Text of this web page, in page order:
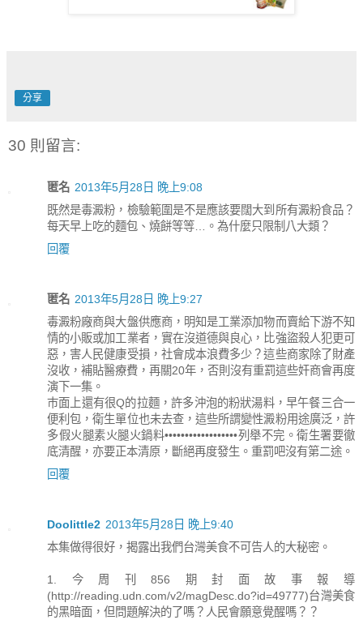
分享
30 則留言:
匿名 2013年5月28日 晚上9:08
既然是毒澱粉，檢驗範圍是不是應該要闊大到所有澱粉食品？
每天早上吃的麵包、燒餅等等…。為什麼只限制八大類？
回覆
匿名 2013年5月28日 晚上9:27
毒澱粉廠商與大盤供應商，明知是工業添加物而賣給下游不知
情的小販或加工業者，實在沒道德與良心，比強盜殺人犯更可
惡，害人民健康受損，社會成本浪費多少？這些商家除了財產
沒收，補貼醫療費，再關20年，否則沒有重罰這些奸商會再度
演下一集。
巿面上還有很Q的拉麵，許多沖泡的粉狀湯料，早午餐三合一
便利包，衛生單位也未去查，這些所謂變性澱粉用途廣泛，許
多假火腿素火腿火鍋料••••••••••••••••••列舉不完。衛生署要徹
底清醒，亦要正本清原，斷絕再度發生。重罰吧沒有第二途。
回覆
Doolittle2 2013年5月28日 晚上9:40
本集做得很好，揭露出我們台灣美食不可告人的大秘密。
1.今周刊856期封面故事報導
(http://reading.udn.com/v2/magDesc.do?id=49777)台灣美食
的黑暗面，但問題解決的了嗎？人民會願意覺醒嗎？？